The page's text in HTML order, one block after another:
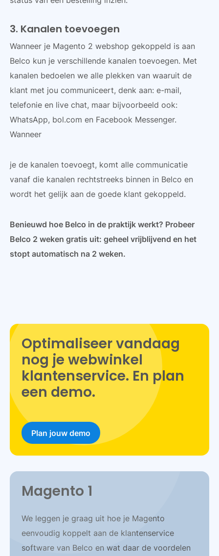
3. Kanalen toevoegen
Wanneer je Magento 2 webshop gekoppeld is aan
Belco kun je verschillende kanalen toevoegen. Met
kanalen bedoelen we alle plekken van waaruit de
klant met jou communiceert, denk aan: e-mail,
telefonie en live chat, maar bijvoorbeeld ook:
WhatsApp, bol.com en Facebook Messenger.
Wanneer
je de kanalen toevoegt, komt alle communicatie
vanaf die kanalen rechtstreeks binnen in Belco en
wordt het gelijk aan de goede klant gekoppeld.
Benieuwd hoe Belco in de praktijk werkt? Probeer
Belco 2 weken gratis uit: geheel vrijblijvend en het
stopt automatisch na 2 weken.
Optimaliseer vandaag
nog je webwinkel
klantenservice. En plan
een demo.
Plan jouw demo
Magento 1
We leggen je graag uit hoe je Magento
eenvoudig koppelt aan de klantenservice
software van Belco en wat daar de voordelen